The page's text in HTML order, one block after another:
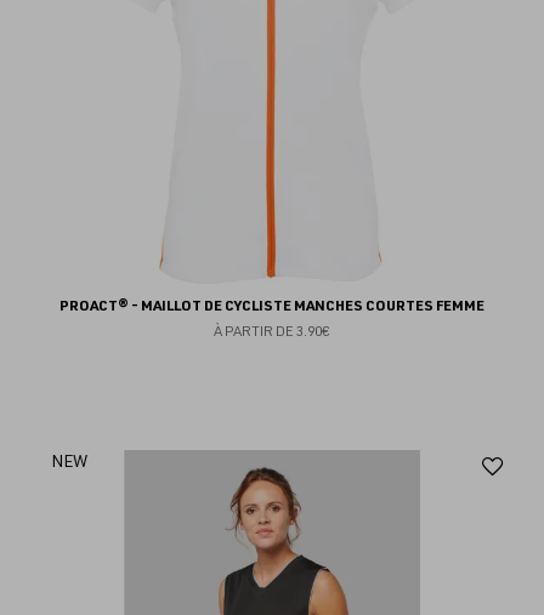
PROACT® - MAILLOT DE CYCLISTE MANCHES COURTES FEMME
À PARTIR DE 3.90€
NEW